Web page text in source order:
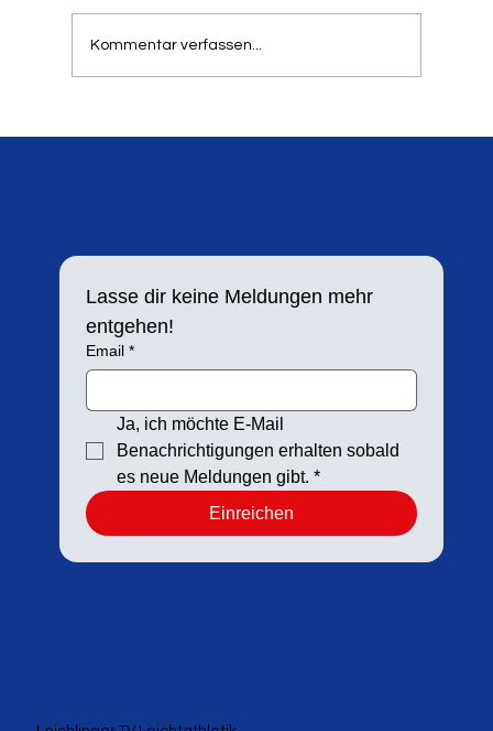
Kommentar verfassen...
Lasse dir keine Meldungen mehr
entgehen!
Email *
Ja, ich möchte E-Mail
Benachrichtigungen erhalten sobald
es neue Meldungen gibt. *
Einreichen